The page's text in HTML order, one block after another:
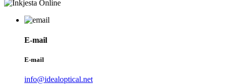
E-mail
E-mail
info@idealoptical.net